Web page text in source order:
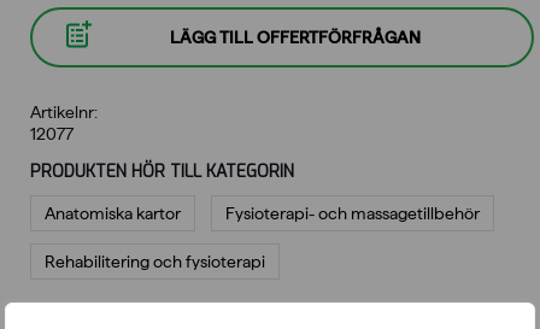
LÄGG TILL OFFERTFÖRFRÅGAN
Artikelnr:
12077
PRODUKTEN HÖR TILL KATEGORIN
Anatomiska kartor Fysioterapi- och massagetillbehör
Rehabilitering och fysioterapi